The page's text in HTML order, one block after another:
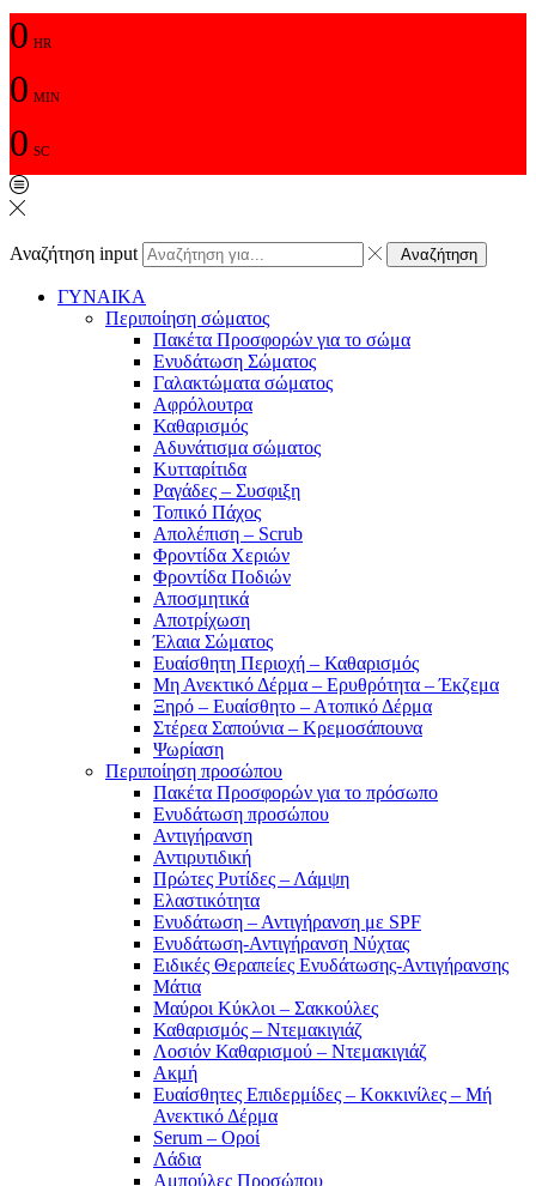
0 HR
0 MIN
0 SC
Αναζήτηση input Αναζήτηση
ΓΥΝΑΙΚΑ
Περιποίηση σώματος
Πακέτα Προσφορών για το σώμα
Ενυδάτωση Σώματος
Γαλακτώματα σώματος
Αφρόλουτρα
Καθαρισμός
Αδυνάτισμα σώματος
Κυτταρίτιδα
Ραγάδες – Συσφιξη
Τοπικό Πάχος
Απολέπιση – Scrub
Φροντίδα Χεριών
Φροντίδα Ποδιών
Αποσμητικά
Αποτρίχωση
Έλαια Σώματος
Ευαίσθητη Περιοχή – Καθαρισμός
Μη Ανεκτικό Δέρμα – Ερυθρότητα – Έκζεμα
Ξηρό – Ευαίσθητο – Ατοπικό Δέρμα
Στέρεα Σαπούνια – Κρεμοσάπουνα
Ψωρίαση
Περιποίηση προσώπου
Πακέτα Προσφορών για το πρόσωπο
Ενυδάτωση προσώπου
Αντιγήρανση
Αντιρυτιδική
Πρώτες Ρυτίδες – Λάμψη
Ελαστικότητα
Ενυδάτωση – Αντιγήρανση με SPF
Ενυδάτωση-Αντιγήρανση Νύχτας
Ειδικές Θεραπείες Ενυδάτωσης-Αντιγήρανσης
Μάτια
Μαύροι Κύκλοι – Σακκούλες
Καθαρισμός – Ντεμακιγιάζ
Λοσιόν Καθαρισμού – Ντεμακιγιάζ
Ακμή
Ευαίσθητες Επιδερμίδες – Κοκκινίλες – Μή
Ανεκτικό Δέρμα
Serum – Οροί
Λάδια
Αμπούλες Προσώπου